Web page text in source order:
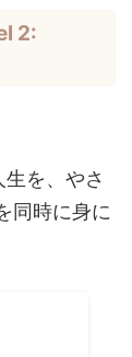
2:
を、やさ
同時に身に